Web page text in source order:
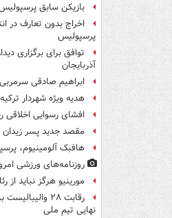
بازیکن سابق
اخراج بدون تعارف در
پرسپولیس
توافق برای برگزاری
آذربایجان
ابراهیم صادقی
هدیه ویژه شهردار
افشای رسوایی اخلاقی
مقصد جدید پسر زیدان
هافبک آلومینیوم،
روزنامه‌های ورزشی امروز ‌شنبه ۱۷
مورینیو هرگز نباید از
رقابت ۲۸
نهایی تیم ملی